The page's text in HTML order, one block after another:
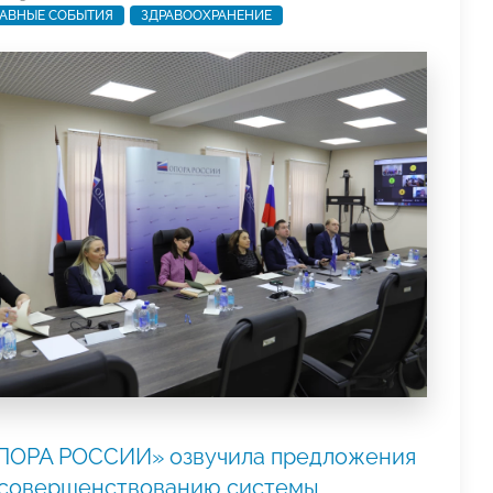
СОБЫТИЯ ЗДРАВООХРАНЕНИЕ
РОССИИ» озвучила предложения